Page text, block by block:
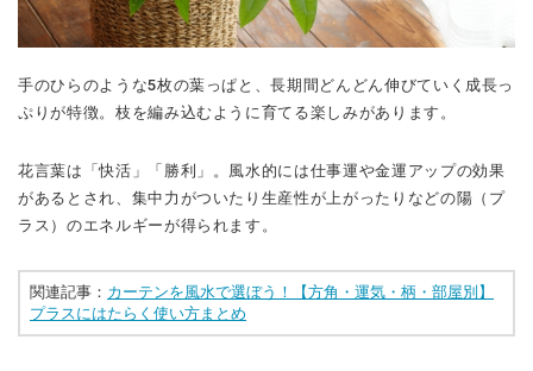
手のひらのような5枚の葉っぱと、長期間どんどん伸びていく成長っ
ぷりが特徴。枝を編み込むように育てる楽しみがあります。
花言葉は「快活」「勝利」。風水的には仕事運や金運アップの効果
があるとされ、集中力がついたり生産性が上がったりなどの陽（プ
ラス）のエネルギーが得られます。
関連記事： カーテンを風水で選ぼう！【方角・運気・柄・部屋別】
プラスにはたらく使い方まとめ